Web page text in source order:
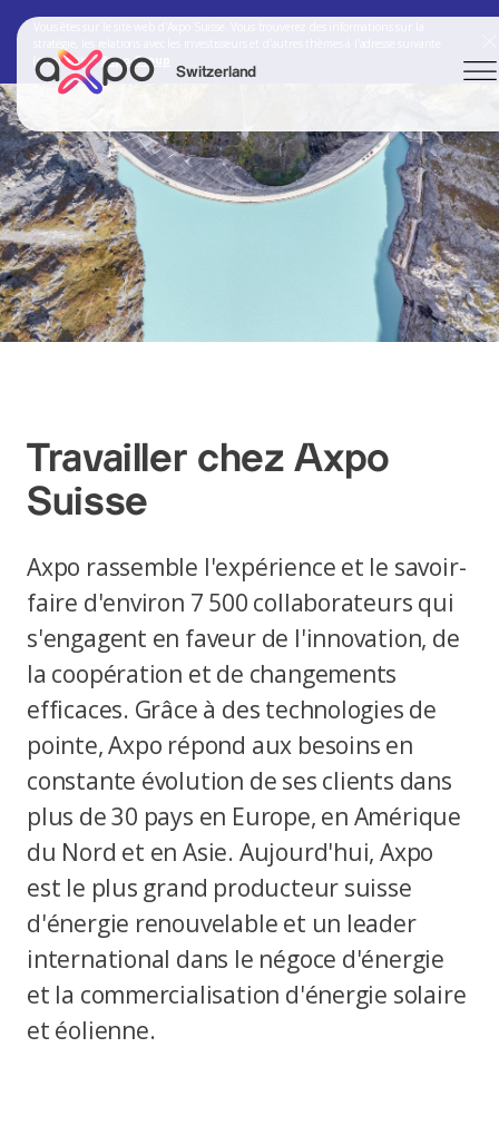
(en anglais) : Axpo Group
Switzerland
Chercher
Axpo Group
Travailler chez Axpo
Suisse
Axpo rassemble l'expérience et le savoir-
faire d'environ 7 500 collaborateurs qui
s'engagent en faveur de l'innovation, de
la coopération et de changements
efficaces. Grâce à des technologies de
pointe, Axpo répond aux besoins en
constante évolution de ses clients dans
plus de 30 pays en Europe, en Amérique
du Nord et en Asie. Aujourd'hui, Axpo
est le plus grand producteur suisse
d'énergie renouvelable et un leader
international dans le négoce d'énergie
et la commercialisation d'énergie solaire
et éolienne.